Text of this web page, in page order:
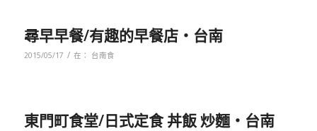
尋早早餐/有趣的早餐店‧台南
2015/05/17 / 在： 台南食
東門町食堂/日式定食 丼飯 炒麵‧台南